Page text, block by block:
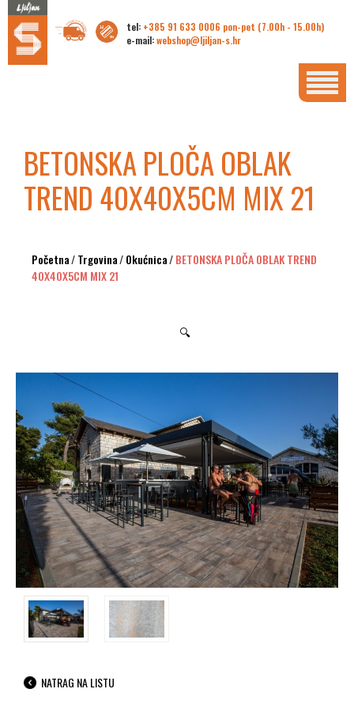
tel: +385 91 633 0006 pon-pet (7.00h - 15.00h)
e-mail:webshop@ljiljan-s.hr
BETONSKA PLOČA OBLAK
TREND 40X40X5CM MIX 21
Početna/Trgovina/Okućnica/BETONSKA PLOČA OBLAK TREND
40X40X5CM MIX 21
🔍
NATRAG NA LISTU